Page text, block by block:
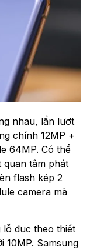
nhau, lần lượt
chính 12MP +
64MP. Có thể
quan tâm phát
flash kép 2
camera mà
lỗ đục theo thiết
10MP. Samsung